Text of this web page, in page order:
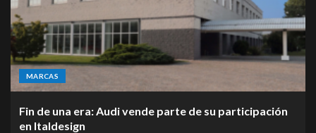
MARCAS
Fin de una era: Audi vende parte de su participación
en Italdesign